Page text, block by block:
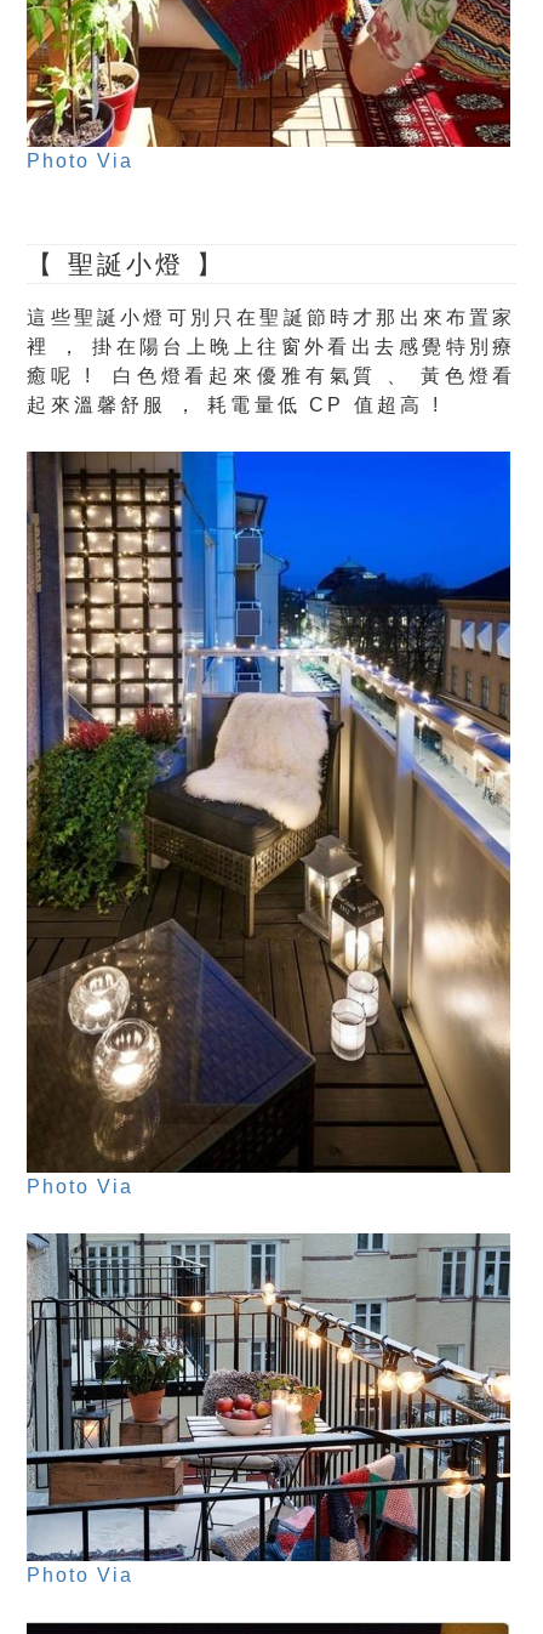
Photo Via
【 聖誕小燈 】
這些聖誕小燈可別只在聖誕節時才那出來布置家
裡 ， 掛在陽台上晚上往窗外看出去感覺特別療
癒呢 ! 白色燈看起來優雅有氣質 、 黃色燈看
起來溫馨舒服 ， 耗電量低 CP 值超高 !
Photo Via
Photo Via